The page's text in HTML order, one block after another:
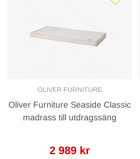
OLIVER FURNITURE
Oliver Furniture Seaside Classic
madrass till utdragssäng
2 989 kr